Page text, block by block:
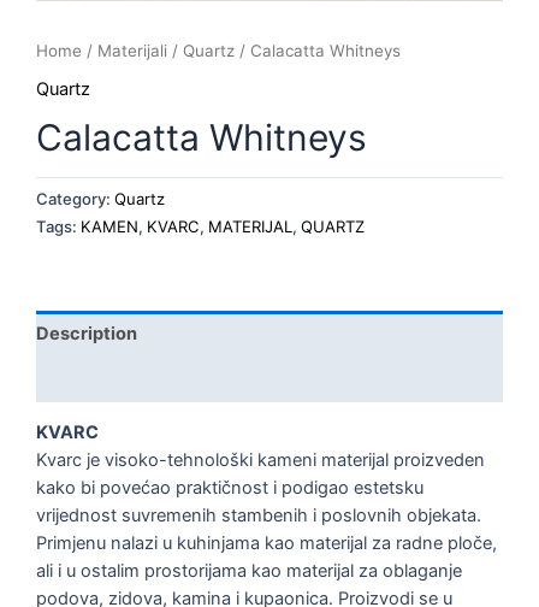
Home / Materijali / Quartz / Calacatta Whitneys
Quartz
Calacatta Whitneys
Category: Quartz
Tags: KAMEN, KVARC, MATERIJAL , QUARTZ
Description
KVARC
Kvarc je visoko-tehnološki kameni materijal proizveden
kako bi povećao praktičnost i podigao estetsku
vrijednost suvremenih stambenih i poslovnih objekata.
Primjenu nalazi u kuhinjama kao materijal za radne ploče,
ali i u ostalim prostorijama kao materijal za oblaganje
podova, zidova, kamina i kupaonica. Proizvodi se u